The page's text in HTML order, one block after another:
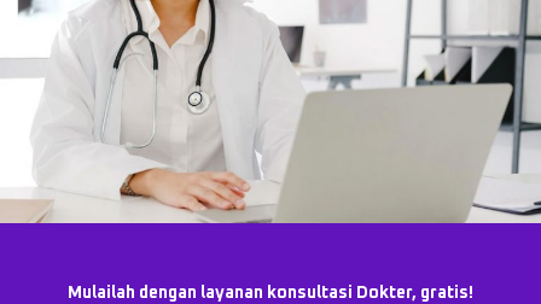
Mulailah dengan layanan konsultasi Dokter, gratis!